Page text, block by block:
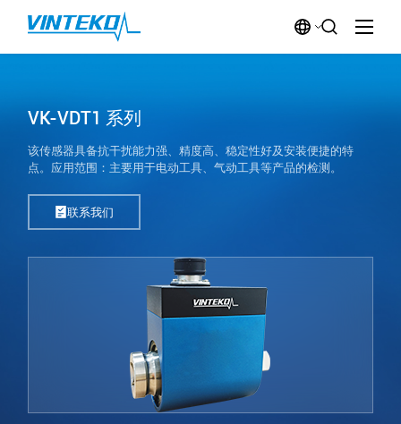
VK-VDT1 系列
该传感器具备抗干扰能力强、精度高、稳定性好及安装便捷的特
点。应用范围：主要用于电动工具、气动工具等产品的检测。
联系我们